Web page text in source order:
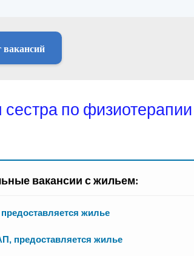
вакансий
по физиотерапии
вакансии с жильем:
жилье
предоставляется жилье